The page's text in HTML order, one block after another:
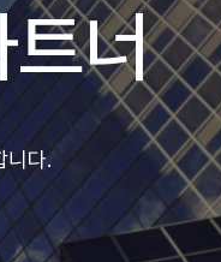
너
니다.